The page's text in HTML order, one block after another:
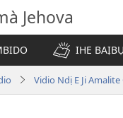
Jehova
IHE
Vidio Ndị E Ji